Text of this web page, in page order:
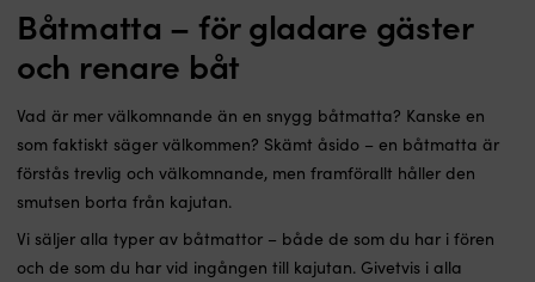
Båtmatta – för gladare gäster
och renare båt
Vad är mer välkomnande än en snygg båtmatta? Kanske en
som faktiskt säger välkommen? Skämt åsido – en båtmatta är
förstås trevlig och välkomnande, men framförallt håller den
smutsen borta från kajutan.
Vi säljer alla typer av båtmattor – både de som du har i fören
och de som du har vid ingången till kajutan. Givetvis i alla